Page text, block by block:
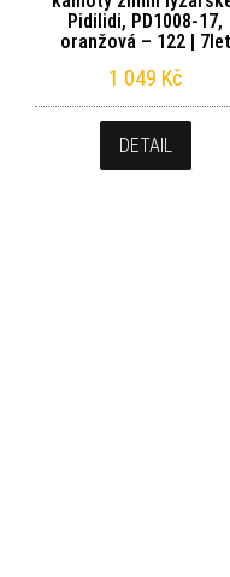
Pidilidi, PD1008-17,
oranžová – 122 | 7let
1 049 Kč
DETAIL